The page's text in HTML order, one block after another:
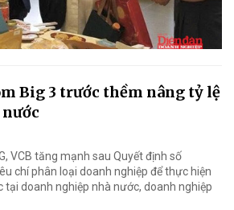
Big 3 trước thềm nâng tỷ lệ
VCB tăng mạnh sau Quyết định số
chí phân loại doanh nghiệp để thực hiện
tại doanh nghiệp nhà nước, doanh nghiệp